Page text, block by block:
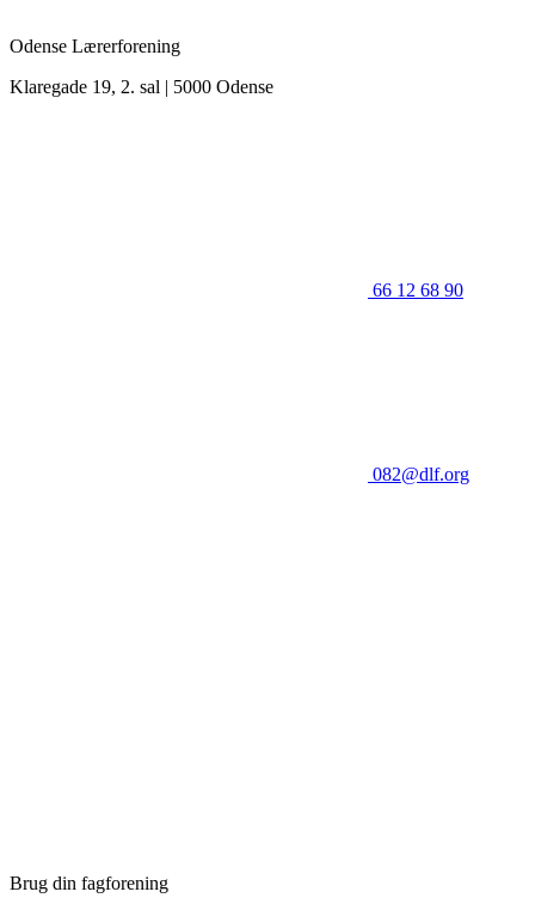
Odense Lærerforening
Klaregade 19, 2. sal | 5000 Odense
66 12 68 90
082@dlf.org
Brug din fagforening